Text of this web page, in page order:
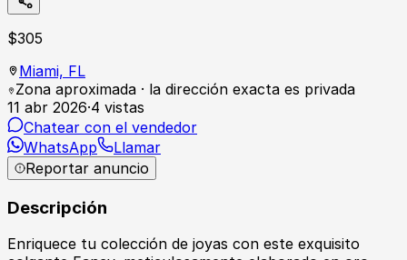
$305
Miami, FL
Zona aproximada · la dirección exacta es privada
11 abr 2026·4 vistas
Chatear con el vendedor
WhatsApp
Llamar
Reportar anuncio
Descripción
Enriquece tu colección de joyas con este exquisito